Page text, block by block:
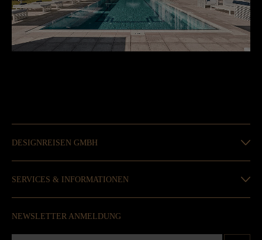
DESIGNREISEN GMBH
SERVICES & INFORMATIONEN
NEWSLETTER ANMELDUNG